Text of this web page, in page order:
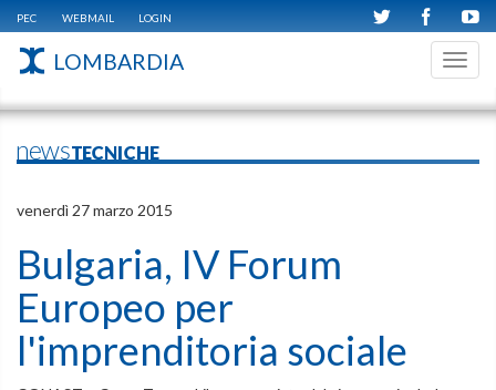
PEC WEBMAIL LOGIN
LOMBARDIA
newsTECNICHE
venerdì 27 marzo 2015
Bulgaria, IV Forum
Europeo per
l'imprenditoria sociale